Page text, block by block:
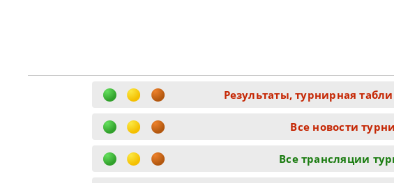
Результаты, турнирная
Все новости
Все трансляции